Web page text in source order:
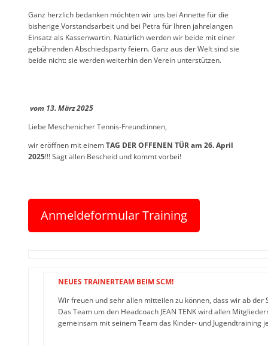
Ganz herzlich bedanken möchten wir uns bei Annette für die
bisherige Vorstandsarbeit und bei Petra für Ihren jahrelangen
Einsatz als Kassenwartin. Natürlich werden wir beide mit einer
gebührenden Abschiedsparty feiern. Ganz aus der Welt sind sie
beide nicht: sie werden weiterhin den Verein unterstützen.
vom 13. März 2025
Liebe Meschenicher Tennis-Freund:innen,
wir eröffnen mit einemTAG DER OFFENEN TÜR am 26. April
2025!!! Sagt allen Bescheid und kommt vorbei!
Anmeldeformular Training
NEUES TRAINERTEAM BEIM SCM!
Wir freuen und sehr allen mitteilen zu können, dass wir ab
Das Team um den Headcoach JEAN TENK wird allen
gemeinsam mit seinem Team das Kinder- und Jugendtraining